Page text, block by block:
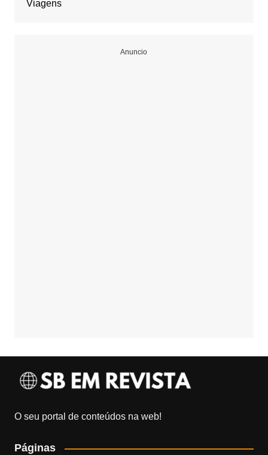
Viagens
Anuncio
O seu portal de conteúdos na web!
Páginas